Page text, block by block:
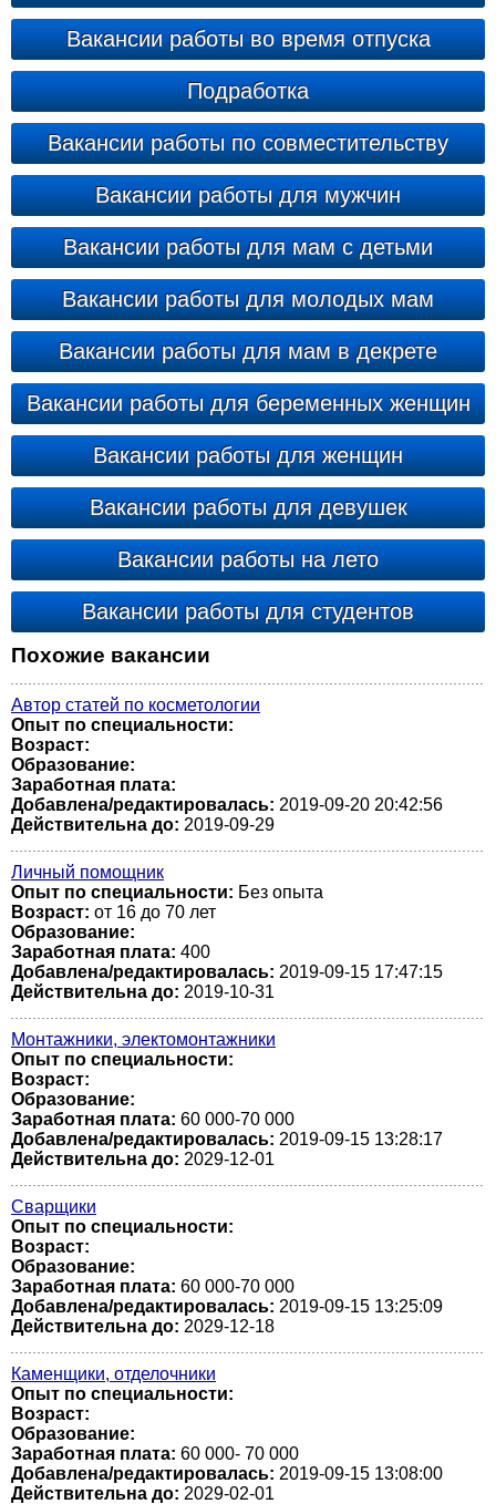
Вакансии работы во время отпуска
Подработка
Вакансии работы по совместительству
Вакансии работы для мужчин
Вакансии работы для мам с детьми
Вакансии работы для молодых мам
Вакансии работы для мам в декрете
Вакансии работы для беременных женщин
Вакансии работы для женщин
Вакансии работы для девушек
Вакансии работы на лето
Вакансии работы для студентов
Похожие вакансии
Автор статей по косметологии
Опыт по специальности:
Возраст:
Образование:
Заработная плата:
Добавлена/редактировалась: 2019-09-20 20:42:56
Действительна до: 2019-09-29
Личный помощник
Опыт по специальности: Без опыта
Возраст: от 16 до 70 лет
Образование:
Заработная плата: 400
Добавлена/редактировалась: 2019-09-15 17:47:15
Действительна до: 2019-10-31
Монтажники, электомонтажники
Опыт по специальности:
Возраст:
Образование:
Заработная плата: 60 000-70 000
Добавлена/редактировалась: 2019-09-15 13:28:17
Действительна до: 2029-12-01
Сварщики
Опыт по специальности:
Возраст:
Образование:
Заработная плата: 60 000-70 000
Добавлена/редактировалась: 2019-09-15 13:25:09
Действительна до: 2029-12-18
Каменщики, отделочники
Опыт по специальности:
Возраст:
Образование:
Заработная плата: 60 000- 70 000
Добавлена/редактировалась: 2019-09-15 13:08:00
Действительна до: 2029-02-01